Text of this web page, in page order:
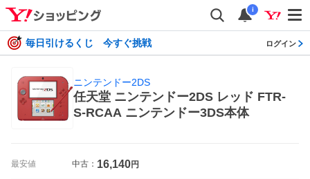
i
毎日引けるくじ 今すぐ挑戦 ログイン
ニンテンドー2DS
任天堂 ニンテンドー2DS レッド FTR-
S-RCAA ニンテンドー3DS本体
最安値 中古： 16,140円